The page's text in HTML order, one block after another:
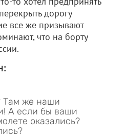
дорогу
все же призывают
что на борту
Там же наши
А если бы ваши
оказались?